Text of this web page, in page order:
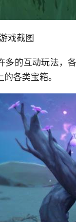
戏截图
多的互动玩法，
各类宝箱。